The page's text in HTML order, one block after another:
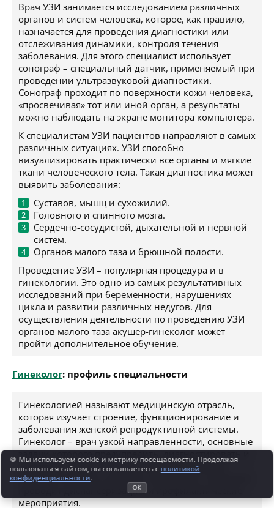
Врач УЗИ занимается исследованием различных
органов и систем человека, которое, как правило,
назначается для проведения диагностики или
отслеживания динамики, контроля течения
заболевания. Для этого специалист использует
сонограф – специальный датчик, применяемый при
проведении ультразвуковой диагностики.
Сонограф проходит по поверхности кожи человека,
«просвечивая» тот или иной орган, а результаты
можно наблюдать на экране монитора компьютера.
К специалистам УЗИ пациентов направляют в самых
различных ситуациях. УЗИ способно
визуализировать практически все органы и мягкие
ткани человеческого тела. Такая диагностика может
выявить заболевания:
Суставов, мышц и сухожилий.
Головного и спинного мозга.
Сердечно-сосудистой, дыхательной и нервной
систем.
Органов малого таза и брюшной полости.
Проведение УЗИ – популярная процедура и в
гинекологии. Это одно из самых результативных
исследований при беременности, нарушениях
цикла и развитии различных недугов. Для
осуществления деятельности по проведению УЗИ
органов малого таза акушер-гинеколог может
пройти дополнительное обучение.
Гинеколог: профиль специальности
Гинекологией называют медицинскую отрасль,
которая изучает строение, функционирование и
заболевания женской репродуктивной системы.
Гинеколог – врач узкой направленности, основные
задачи которого предупредить, диагностировать и
подобрать лечение патологий и заболеваний
половой системы у женщин. Кроме того, гинеколог
проводит диспансеризацию и профилактические
мероприятия.
🍪 Мы используем cookie и метрику посещаемости. Продолжая
пользоваться сайтом, вы соглашаетесь с политикой
конфиденциальности.
ОК